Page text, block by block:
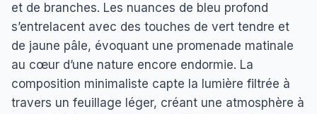
et de branches. Les nuances de bleu profond
s’entrelacent avec des touches de vert tendre et
de jaune pâle, évoquant une promenade matinale
au cœur d’une nature encore endormie. La
composition minimaliste capte la lumière filtrée à
travers un feuillage léger, créant une atmosphère à